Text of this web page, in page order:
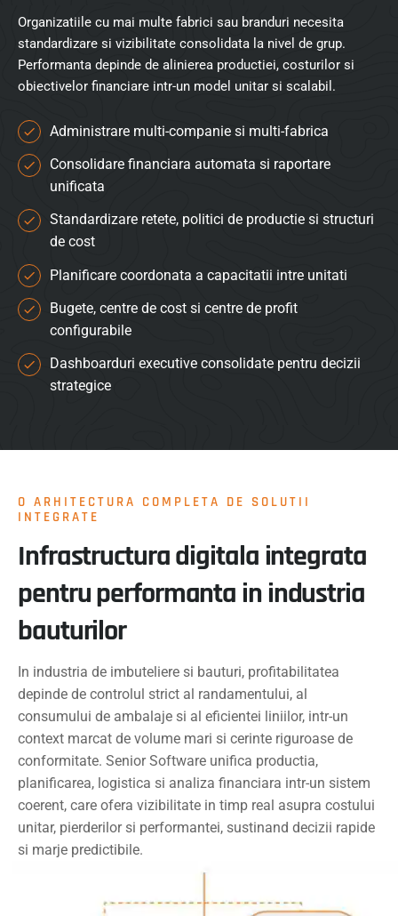
Organizatiile cu mai multe fabrici sau branduri necesita
standardizare si vizibilitate consolidata la nivel de grup.
Performanta depinde de alinierea productiei, costurilor si
obiectivelor financiare intr-un model unitar si scalabil.
Administrare multi-companie si multi-fabrica
Consolidare financiara automata si raportare
unificata
Standardizare retete, politici de productie si structuri
de cost
Planificare coordonata a capacitatii intre unitati
Bugete, centre de cost si centre de profit
configurabile
Dashboarduri executive consolidate pentru decizii
strategice
O ARHITECTURA COMPLETA DE SOLUTII
INTEGRATE
Infrastructura digitala integrata
pentru performanta in industria
bauturilor
In industria de imbuteliere si bauturi, profitabilitatea
depinde de controlul strict al randamentului, al
consumului de ambalaje si al eficientei liniilor, intr-un
context marcat de volume mari si cerinte riguroase de
conformitate. Senior Software unifica productia,
planificarea, logistica si analiza financiara intr-un sistem
coerent, care ofera vizibilitate in timp real asupra costului
unitar, pierderilor si performantei, sustinand decizii rapide
si marje predictibile.